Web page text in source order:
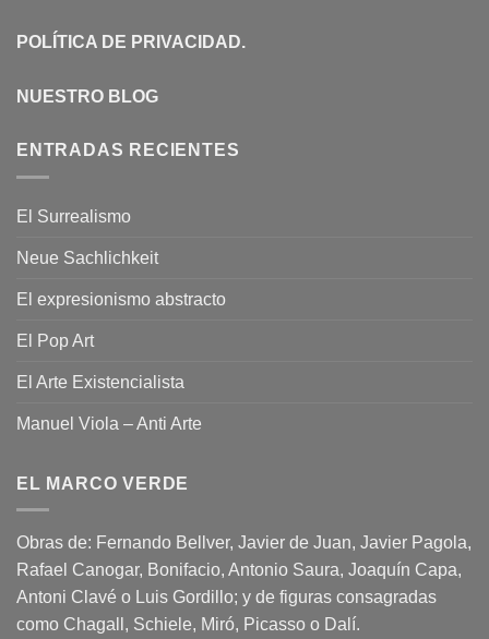
POLÍTICA DE PRIVACIDAD.
NUESTRO BLOG
ENTRADAS RECIENTES
El Surrealismo
Neue Sachlichkeit
El expresionismo abstracto
El Pop Art
El Arte Existencialista
Manuel Viola – Anti Arte
EL MARCO VERDE
Obras de: Fernando Bellver, Javier de Juan, Javier Pagola,
Rafael Canogar, Bonifacio, Antonio Saura, Joaquín Capa,
Antoni Clavé o Luis Gordillo; y de figuras consagradas
como Chagall, Schiele, Miró, Picasso o Dalí.